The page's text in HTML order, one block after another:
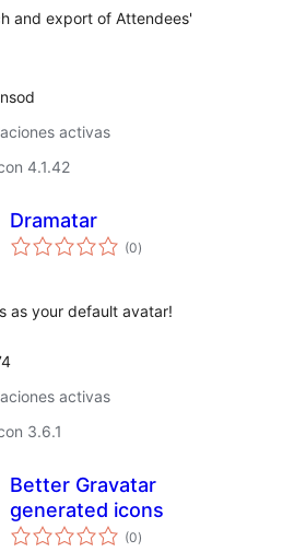
and export of Attendees'
activas
4.1.42
Dramatar
(0total
de
)
as your default avatar!
activas
3.6.1
Better Gravatar
generated icons
(0total
de
)